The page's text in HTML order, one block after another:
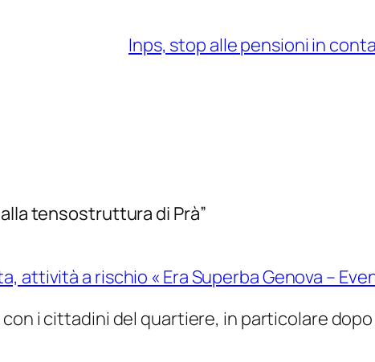
Inps, stop alle pensioni in
tensostruttura di Prà”
attività a rischio « Era Superba Genova –
i cittadini del quartiere, in particolare dopo